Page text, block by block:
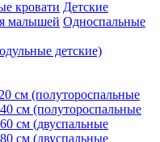
кровати Детские
малышей Односпальные
детские)
см (полутороспальные
см (полутороспальные
см (двуспальные
см (двуспальные